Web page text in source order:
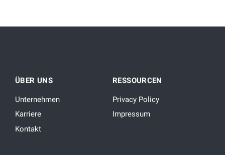
ÜBER UNS
Unternehmen
Karriere
Kontakt
RESSOURCEN
Privacy Policy
Impressum